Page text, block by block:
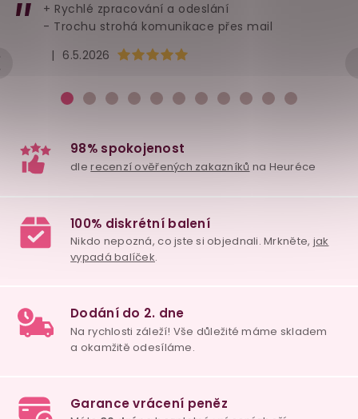
Hodnocení obchodu je 5 z 5 hvězdiček.
| 6.5.2026
+ Rychlé zpracování a odeslání
- Trochu strohá komunikace přes mail